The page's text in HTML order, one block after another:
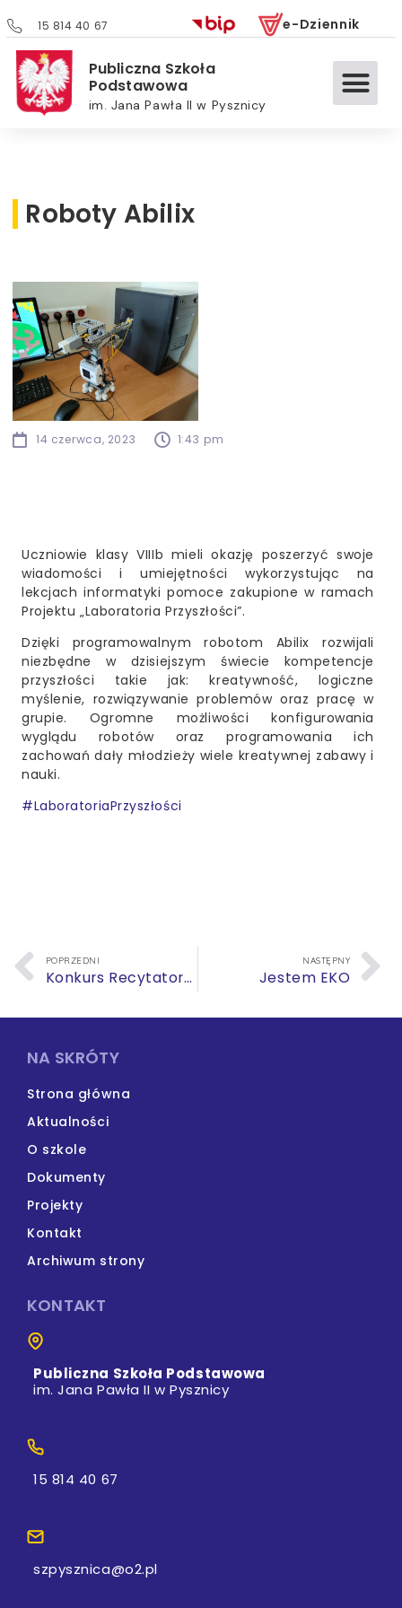
15 814 40 67 e-Dziennik
Publiczna Szkoła
Podstawowa
im. Jana Pawła II w Pysznicy
Roboty Abilix
14 czerwca, 2023 1:43 pm
Uczniowie klasy VIIIb mieli okazję poszerzyć swoje
wiadomości i umiejętności wykorzystując na
lekcjach informatyki pomoce zakupione w ramach
Projektu „Laboratoria Przyszłości”.
Dzięki programowalnym robotom Abilix rozwijali
niezbędne w dzisiejszym świecie kompetencje
przyszłości takie jak: kreatywność, logiczne
myślenie, rozwiązywanie problemów oraz pracę w
grupie. Ogromne możliwości konfigurowania
wyglądu robotów oraz programowania ich
zachowań dały młodzieży wiele kreatywnej zabawy i
nauki.
#LaboratoriaPrzyszłości
POPRZEDNI
Konkurs Recytatorski
NASTĘPNY
Jestem EKO
NA SKRÓTY
Strona główna
Aktualności
O szkole
Dokumenty
Projekty
Kontakt
Archiwum strony
KONTAKT
Publiczna Szkoła Podstawowa
im. Jana Pawła II w Pysznicy
15 814 40 67
szpysznica@o2.pl